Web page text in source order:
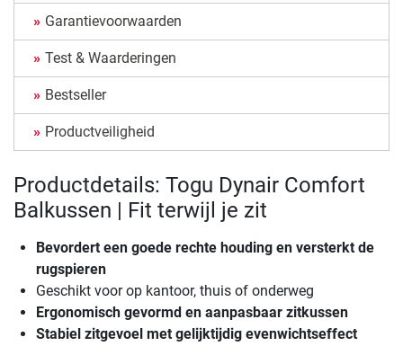
Garantievoorwaarden
Test & Waarderingen
Bestseller
Productveiligheid
Productdetails: Togu Dynair Comfort
Balkussen | Fit terwijl je zit
Bevordert een goede rechte houding en versterkt de
rugspieren
Geschikt voor op kantoor, thuis of onderweg
Ergonomisch gevormd en aanpasbaar zitkussen
Stabiel zitgevoel met gelijktijdig evenwichtseffect